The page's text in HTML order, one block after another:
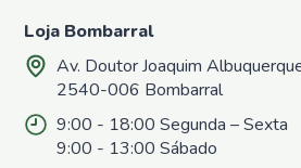
Loja Bombarral
Av. Doutor Joaquim
2540-006 Bombarral
9:00 - 18:00 Segunda – Sexta
9:00 - 13:00 Sábado